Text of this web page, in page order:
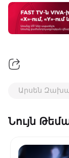
Արսեն
Նույն